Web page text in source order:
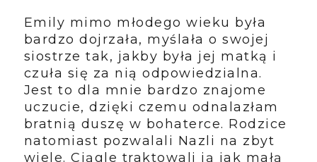
Emily mimo młodego wieku była
bardzo dojrzała, myślała o swojej
siostrze tak, jakby była jej matką i
czuła się za nią odpowiedzialna.
Jest to dla mnie bardzo znajome
uczucie, dzięki czemu odnalazłam
bratnią duszę w bohaterce. Rodzice
natomiast pozwalali Nazli na zbyt
wiele. Ciągle traktowali ją jak małą